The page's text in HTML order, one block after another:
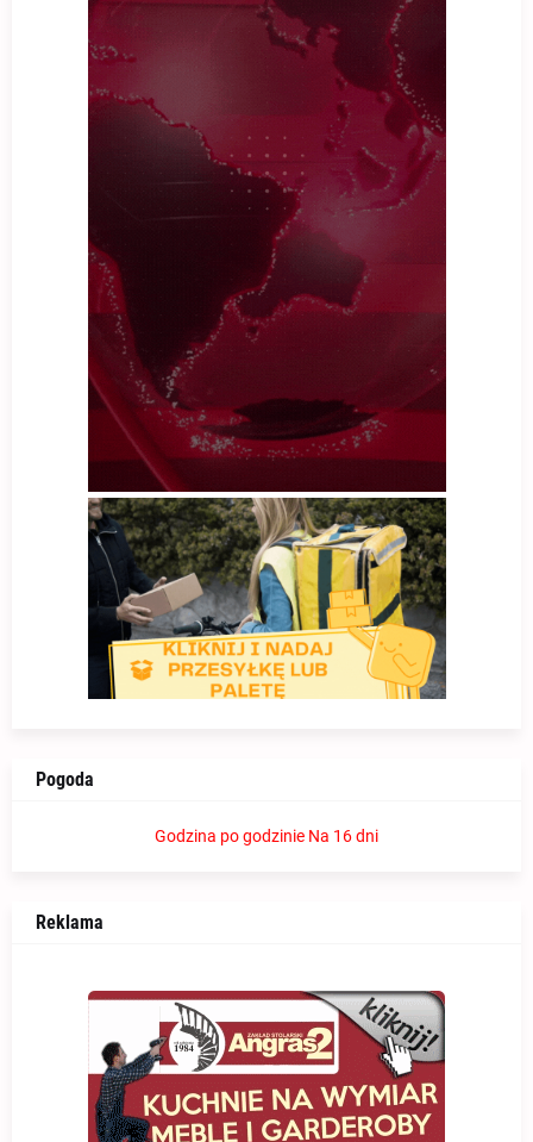
Pogoda
Godzina po godzinie Na 16 dni
Reklama